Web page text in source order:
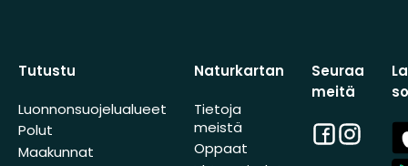
Tutustu
Luonnonsuojelualueet
Polut
Maakunnat
Naturkartan
Tietoja
meistä
Oppaat
Seuraa
meitä
Facebook